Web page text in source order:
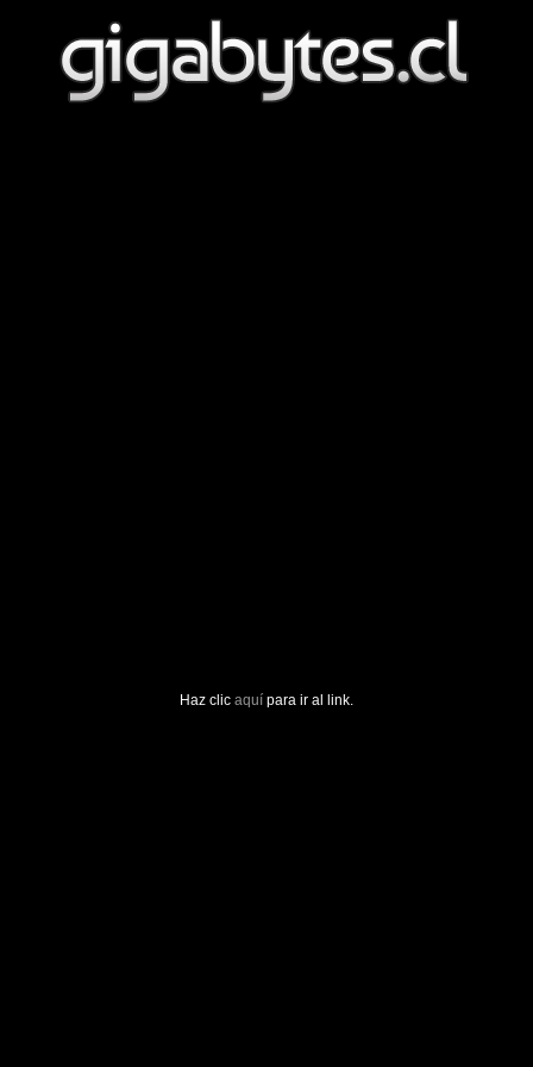
Haz clic aquí para ir al link.